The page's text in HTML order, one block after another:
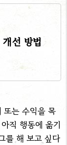
선 방법
또는 수익을 목
직 행동에 옮기
를 해 보고 싶다